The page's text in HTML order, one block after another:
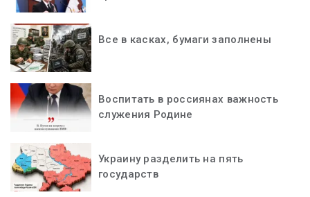
Все в касках, бумаги заполнены
Воспитать в россиянах важность
служения Родине
Украину разделить на пять
государств